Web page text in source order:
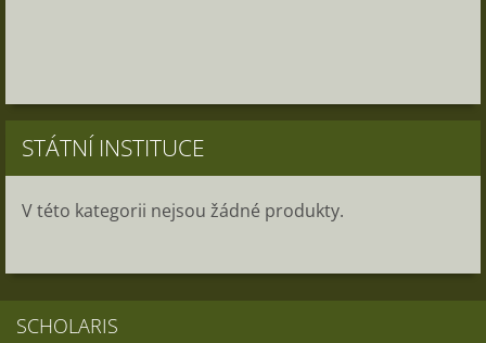
STÁTNÍ INSTITUCE
V této kategorii nejsou žádné produkty.
SCHOLARIS